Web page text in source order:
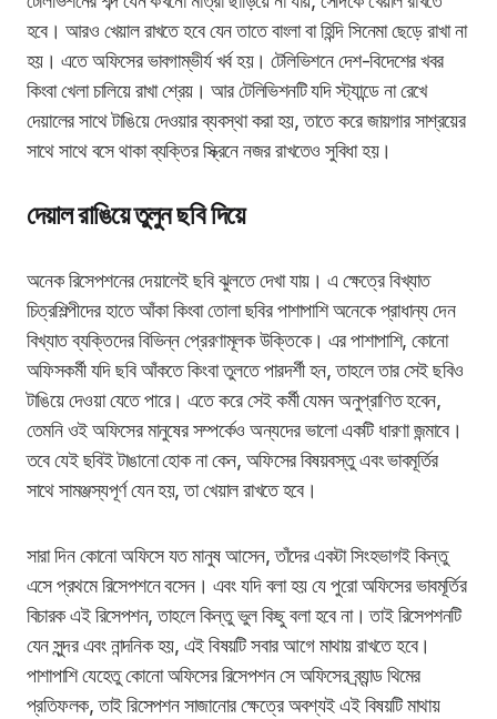
হবে। আরও খেয়াল রাখতে হবে যেন তাতে বাংলা বা হিন্দি সিনেমা ছেড়ে রাখা না
হয়। এতে অফিসের ভাবগাম্ভীর্য খর্ব হয়। টেলিভিশনে দেশ-বিদেশের খবর
কিংবা খেলা চালিয়ে রাখা শ্রেয়। আর টেলিভিশনটি যদি স্ট্যান্ডে না রেখে
দেয়ালের সাথে টাঙিয়ে দেওয়ার ব্যবস্থা করা হয়, তাতে করে জায়গার সাশ্রয়ের
সাথে সাথে বসে থাকা ব্যক্তির স্ক্রিনে নজর রাখতেও সুবিধা হয়।
দেয়াল রাঙিয়ে তুলুন ছবি দিয়ে
অনেক রিসেপশনের দেয়ালেই ছবি ঝুলতে দেখা যায়। এ ক্ষেত্রে বিখ্যাত
চিত্রশিল্পীদের হাতে আঁকা কিংবা তোলা ছবির পাশাপাশি অনেকে প্রাধান্য দেন
বিখ্যাত ব্যক্তিদের বিভিন্ন প্রেরণামূলক উক্তিকে। এর পাশাপাশি, কোনো
অফিসকর্মী যদি ছবি আঁকতে কিংবা তুলতে পারদর্শী হন, তাহলে তার সেই ছবিও
টাঙিয়ে দেওয়া যেতে পারে। এতে করে সেই কর্মী যেমন অনুপ্রাণিত হবেন,
তেমনি ওই অফিসের মানুষের সম্পর্কেও অন্যদের ভালো একটি ধারণা জন্মাবে।
তবে যেই ছবিই টাঙানো হোক না কেন, অফিসের বিষয়বস্তু এবং ভাবমূর্তির
সাথে সামঞ্জস্যপূর্ণ যেন হয়, তা খেয়াল রাখতে হবে।
সারা দিন কোনো অফিসে যত মানুষ আসেন, তাঁদের একটা সিংহভাগই কিন্তু
এসে প্রথমে রিসেপশনে বসেন। এবং যদি বলা হয় যে পুরো অফিসের ভাবমূর্তির
বিচারক এই রিসেপশন, তাহলে কিন্তু ভুল কিছু বলা হবে না। তাই রিসেপশনটি
যেন সুন্দর এবং নান্দনিক হয়, এই বিষয়টি সবার আগে মাথায় রাখতে হবে।
পাশাপাশি যেহেতু কোনো অফিসের রিসেপশন সে অফিসের ব্র্যান্ড থিমের
প্রতিফলক, তাই রিসেপশন সাজানোর ক্ষেত্রে অবশ্যই এই বিষয়টি মাথায়